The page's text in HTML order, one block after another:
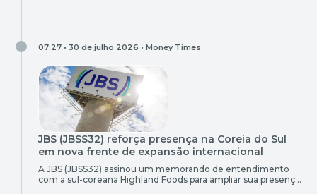
07:27 • 30 de julho 2026 • Money Times
JBS (JBSS32) reforça presença na Coreia do Sul
em nova frente de expansão internacional
A JBS (JBSS32) assinou um memorando de entendimento
com a sul-coreana Highland Foods para ampliar sua presença